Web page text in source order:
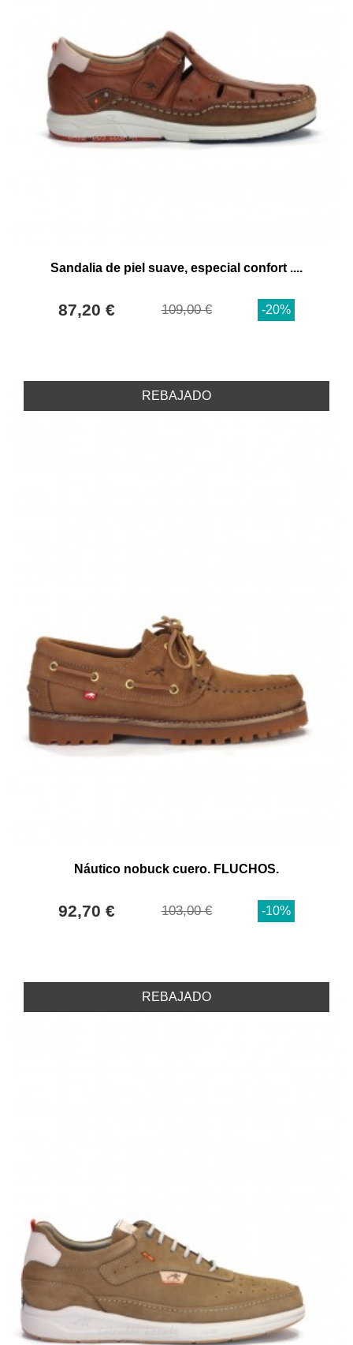
Sandalia de piel suave, especial confort ....
87,20 € 109,00 € -20%
REBAJADO
Náutico nobuck cuero. FLUCHOS.
92,70 € 103,00 € -10%
REBAJADO